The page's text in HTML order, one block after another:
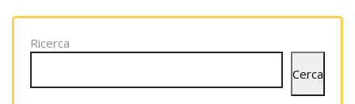
Ricerca
Cerca